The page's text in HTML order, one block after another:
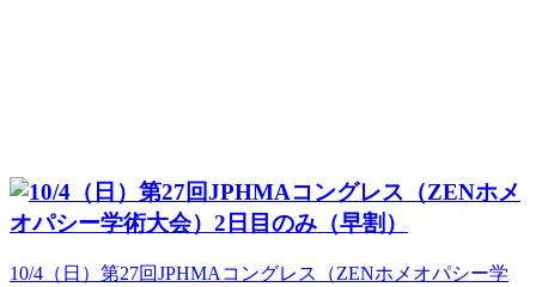
10/4（日）第27回JPHMAコングレス（ZENホメオパシー学